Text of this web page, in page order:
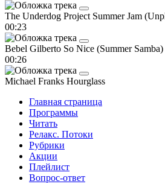
The Underdog Project Summer Jam
00:23
Bebel Gilberto So Nice (Summer Samba)
00:26
Michael Franks Hourglass
Главная страница
Программы
Читать
Релакс. Потоки
Рубрики
Акции
Плейлист
Вопрос-ответ